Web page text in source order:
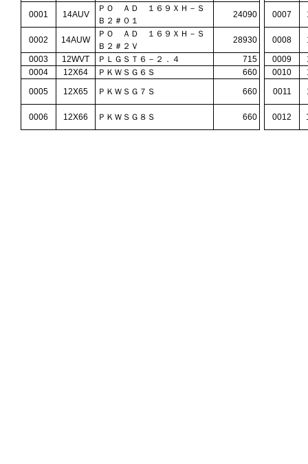
0001 14AUV
ＰＯ ＡＤ １６９ＸＨ－Ｓ
Ｂ２＃０１
24090 0007
0002 14AUW
ＰＯ ＡＤ １６９ＸＨ－Ｓ
Ｂ２＃２Ｖ
28930 0008
0003
12WVT ＰＬＧＳＴ６－２．４ 715 0009
0004
12X64 ＰＫＷＳＧ６Ｓ 660 0010
0005
12X65 ＰＫＷＳＧ７Ｓ 660 0011
0006 12X66 ＰＫＷＳＧ８Ｓ 660 0012